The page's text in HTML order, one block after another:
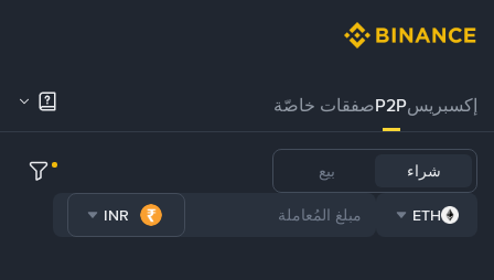
إكسبريسP2Pصفقات خاصّة
شراء بيع
ETH
INR